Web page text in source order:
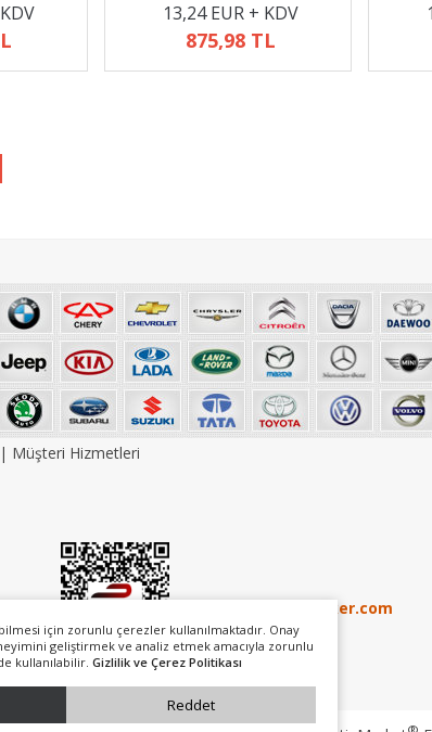
için zorunlu çerezler kullanılmaktadır. Onay
geliştirmek ve analiz etmek amacıyla zorunlu
kullanılabilir. Gizlilik ve Çerez Politikası
Reddet
13,24 EUR + KDV
875,98 TL
| Müşteri Hizmetleri
info@otoker.com